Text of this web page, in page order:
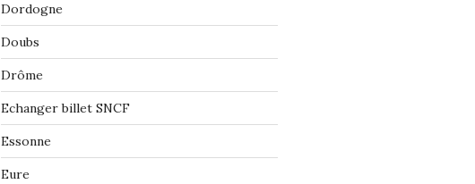
Dordogne
Doubs
Drôme
Echanger billet SNCF
Essonne
Eure